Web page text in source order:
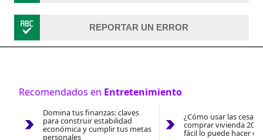
REPORTAR UN ERROR
Recomendados en Entretenimiento
Domina tus finanzas: claves
para construir estabilidad
económica y cumplir tus metas
personales
¿Cómo usar las
comprar vivienda
fácil lo puede hacer